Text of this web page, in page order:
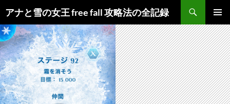
アナと雪の女王 free fall 攻略法の全記録
索
メインメ
ニュー
ン
テ
ン
ツ
へ
ス
キ